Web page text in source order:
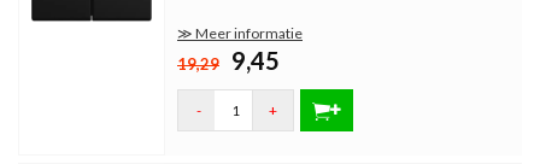
≫ Meer informatie
19,29 9,45
- +